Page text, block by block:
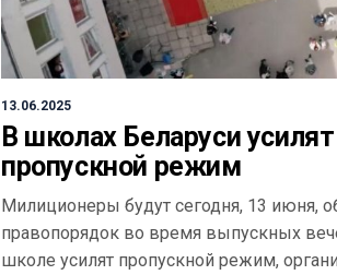
13.06.2025
В школах Беларуси усилят
пропускной режим
Милиционеры будут сегодня, 13 июня,
правопорядок во время выпускных
школе усилят пропускной режим,